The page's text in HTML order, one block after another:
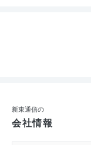
新東通信の
会社情報